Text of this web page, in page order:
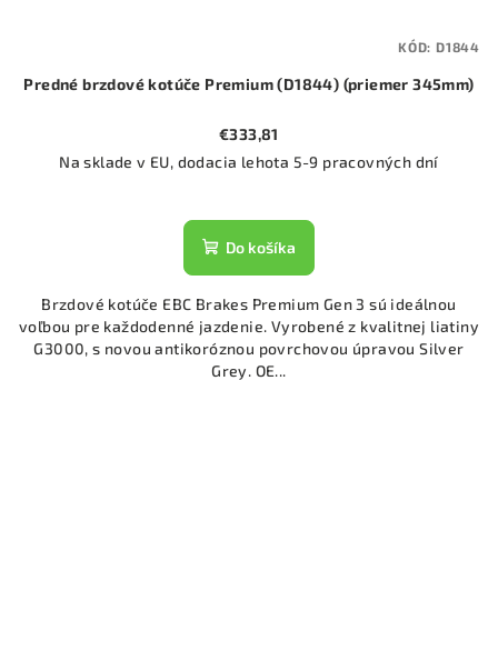
Predné brzdové kotúče Premium (D1844) (priemer 345mm)
€333,81
Na sklade v EU, dodacia lehota 5-9 pracovných dní
Do košíka
Brzdové kotúče EBC Brakes Premium Gen 3 sú ideálnou
voľbou pre každodenné jazdenie. Vyrobené z kvalitnej liatiny
G3000, s novou antikoróznou povrchovou úpravou Silver
Grey. OE...
KÓD: D1844